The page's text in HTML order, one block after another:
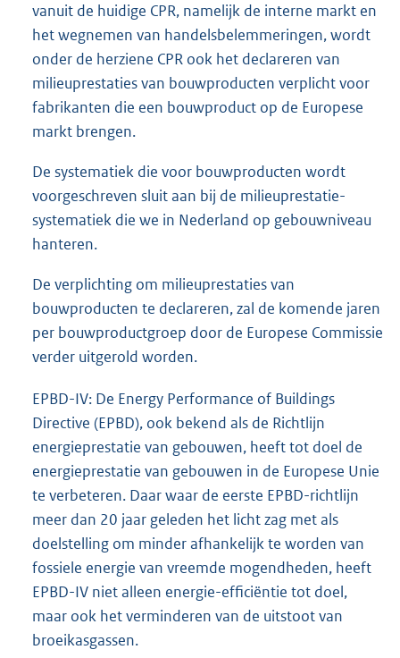
vanuit de huidige CPR, namelijk de interne markt en
het wegnemen van handelsbelemmeringen, wordt
onder de herziene CPR ook het declareren van
milieuprestaties van bouwproducten verplicht voor
fabrikanten die een bouwproduct op de Europese
markt brengen.
De systematiek die voor bouwproducten wordt
voorgeschreven sluit aan bij de milieuprestatie-
systematiek die we in Nederland op gebouwniveau
hanteren.
De verplichting om milieuprestaties van
bouwproducten te declareren, zal de komende jaren
per bouwproductgroep door de Europese Commissie
verder uitgerold worden.
EPBD-IV: De Energy Performance of Buildings
Directive (EPBD), ook bekend als de Richtlijn
energieprestatie van gebouwen, heeft tot doel de
energieprestatie van gebouwen in de Europese Unie
te verbeteren. Daar waar de eerste EPBD-richtlijn
meer dan 20 jaar geleden het licht zag met als
doelstelling om minder afhankelijk te worden van
fossiele energie van vreemde mogendheden, heeft
EPBD-IV niet alleen energie-efficiëntie tot doel,
maar ook het verminderen van de uitstoot van
broeikasgassen.